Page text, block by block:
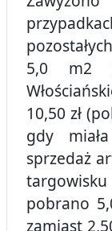
5,0 m2
10,50 zł
gdy
sprzedaż
pobrano
zamiast